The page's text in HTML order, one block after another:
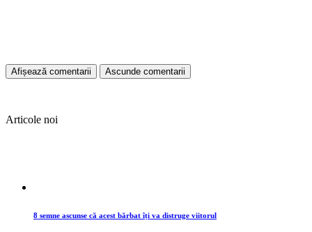
Afișează comentarii Ascunde comentarii
Articole noi
8 semne ascunse că acest bărbat îți va distruge viitorul